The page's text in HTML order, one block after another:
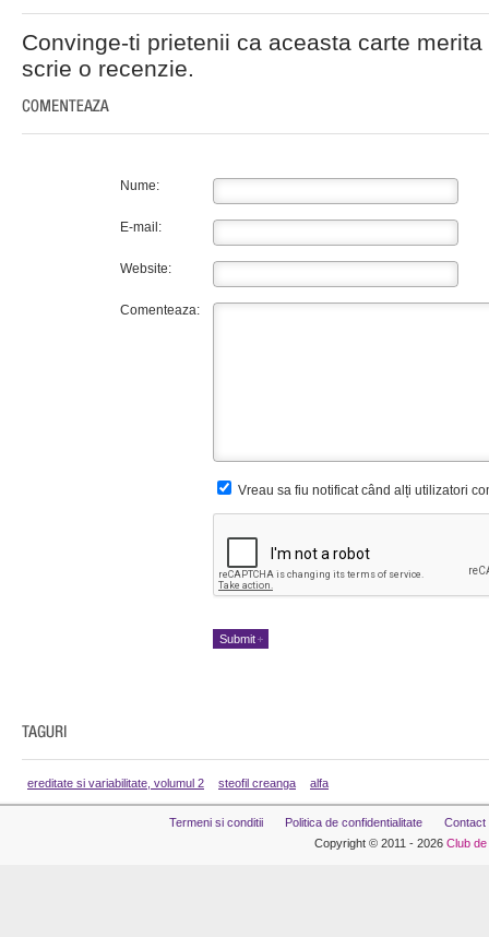
Convinge-ti prietenii ca aceasta carte
scrie o recenzie.
Nume:
E-mail:
Website:
Comenteaza:
Vreau sa fiu notificat când alți utilizatori
ereditate si variabilitate, volumul 2 steofil creanga alfa
Termeni si conditii Politica de confidentialitate
Contact
Copyright © 2011 - 2026 Club